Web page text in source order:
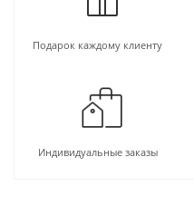
Подарок каждому клиенту
Индивидуальные заказы